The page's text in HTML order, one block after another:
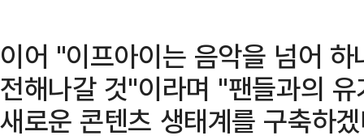
이어 "이프아이는 음악을 넘어
전해나갈 것"이라며 "팬들과의
새로운 콘텐츠 생태계를 구축하